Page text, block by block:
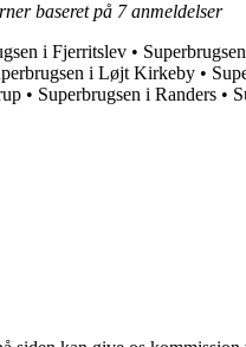
baseret på 7anmeldelser
i Fjerritslev •
i Løjt Kirkeby •
• Superbrugsen i Randers •